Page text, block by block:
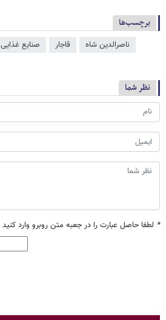
برچسب‌ها
ناصرالدین شاه قاجار صنایع غذایی
نظر شما
* لطفا حاصل عبارت را در جعبه متن روبرو وارد کنید